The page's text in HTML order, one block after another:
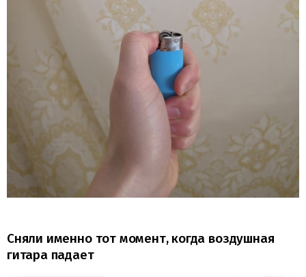
Сняли именно тот момент, когда воздушная
гитара падает